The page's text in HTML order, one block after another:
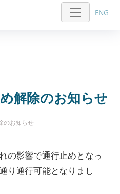
ENG
解除のお知らせ
のお知らせ
の影響で通行止めとなっ
り通行可能となりまし